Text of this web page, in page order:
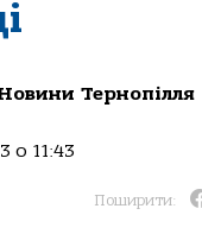
Тернопілля
о 11:43
Поширити: